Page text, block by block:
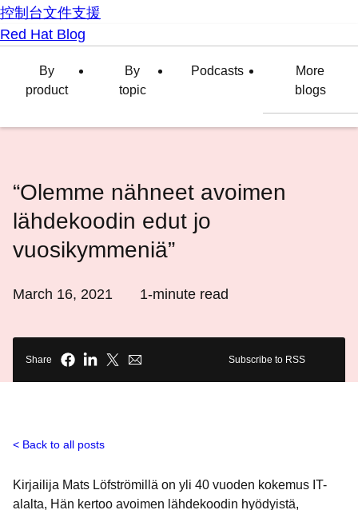
控制台文件支援
Red Hat Blog
By
product
By
topic
Podcasts
More
blogs
“Olemme nähneet avoimen
lähdekoodin edut jo
vuosikymmeniä”
March 16, 2021 1-minute read
Share Subscribe to RSS
Back to all posts
Kirjailija Mats Löfströmillä on yli 40 vuoden kokemus IT-
alalta, Hän kertoo avoimen lähdekoodin hyödyistä,